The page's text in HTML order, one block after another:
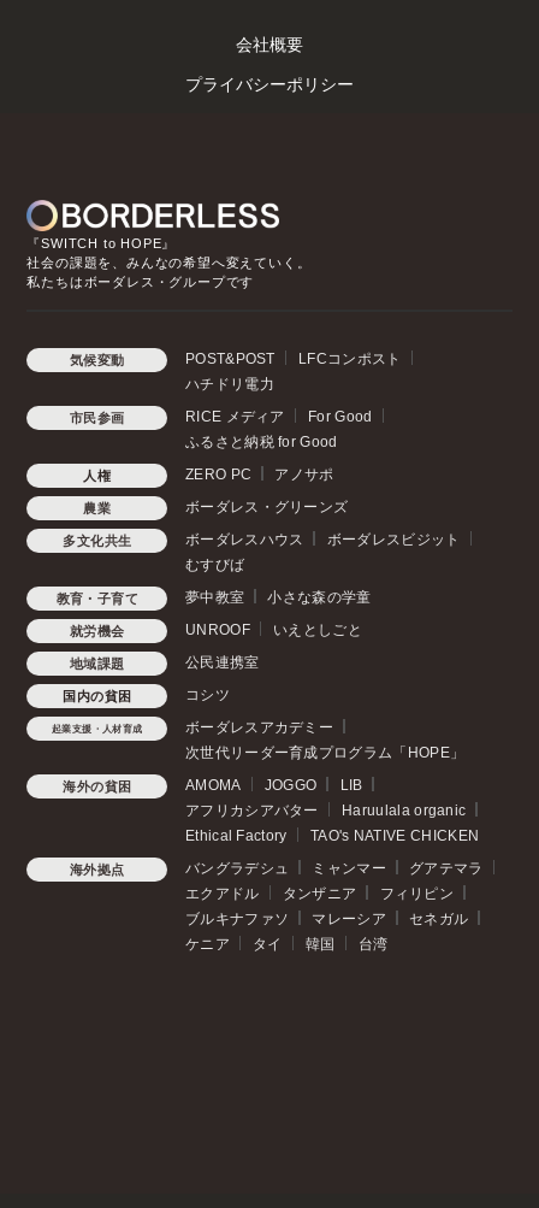
会社概要
プライバシーポリシー
『SWITCH to HOPE』
社会の課題を、みんなの希望へ変えていく。
私たちはボーダレス・グループです
気候変動 POST&POST
LFCコンポスト
ハチドリ電力
市民参画 RICE メディア
For Good
ふるさと納税 for Good
人権 ZERO PC アノサポ
農業 ボーダレス・グリーンズ
多文化共生 ボーダレスハウス
ボーダレスビジット
むすびば
教育・子育て 夢中教室 小さな森の学童
就労機会 UNROOF いえとしごと
地域課題 公民連携室
国内の貧困 コシツ
起業支援・人材育成
ボーダレスアカデミー
次世代リーダー育成プログラム「HOPE」
海外の貧困 AMOMA JOGGO
LIB
アフリカシアバター
Haruulala organic
Ethical Factory
TAO's NATIVE CHICKEN
海外拠点 バングラデシュ ミャンマー
グアテマラ
エクアドル
タンザニア
フィリピン
ブルキナファソ
マレーシア
セネガル
ケニア
タイ 韓国 台湾